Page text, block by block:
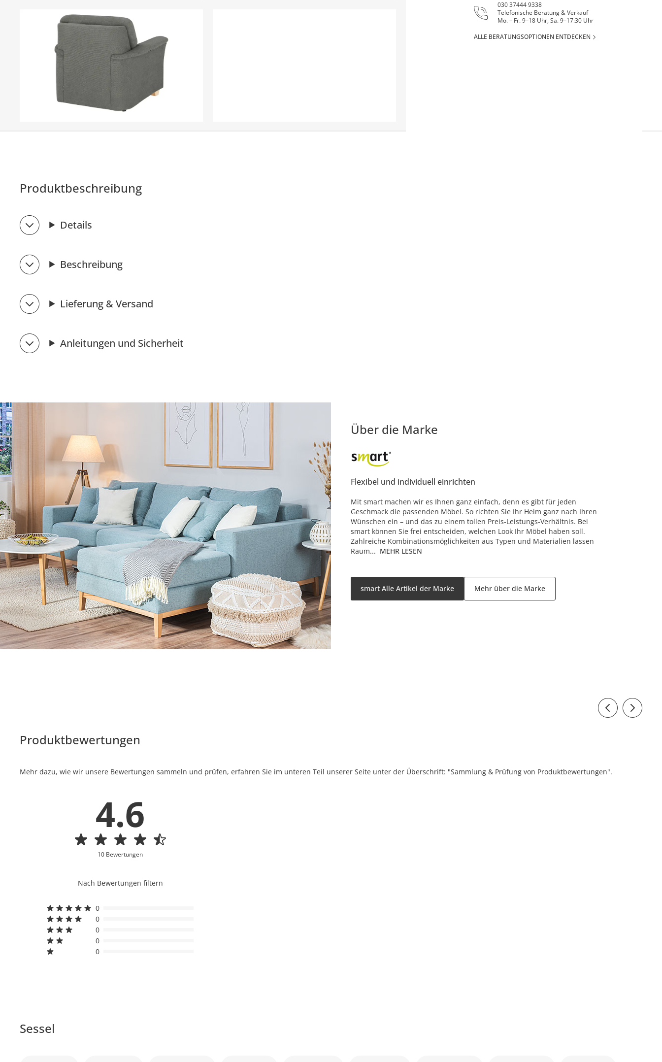
030 37444 9338
Telefonische Beratung & Verkauf
Mo. – Fr. 9–18 Uhr, Sa. 9–17:30 Uhr
ALLE BERATUNGSOPTIONEN ENTDECKEN
Produktbeschreibung
Details
Beschreibung
Lieferung & Versand
Anleitungen und Sicherheit
Über die Marke
Flexibel und individuell einrichten
Mit smart machen wir es Ihnen ganz einfach, denn es gibt für jeden
Geschmack die passenden Möbel. So richten Sie Ihr Heim ganz nach Ihren
Wünschen ein – und das zu einem tollen Preis-Leistungs-Verhältnis. Bei
smart können Sie frei entscheiden, welchen Look Ihr Möbel haben soll.
Zahlreiche Kombinationsmöglichkeiten aus Typen und Materialien lassen
Raum... MEHR LESEN
smart Alle Artikel der Marke Mehr über die Marke
Produktbewertungen
Mehr dazu, wie wir unsere Bewertungen sammeln und prüfen, erfahren Sie im unteren Teil unserer Seite unter der Überschrift: "Sammlung & Prüfung von Produktbewertungen".
4.6
10 Bewertungen
Nach Bewertungen filtern
0
0
0
0
0
Sessel